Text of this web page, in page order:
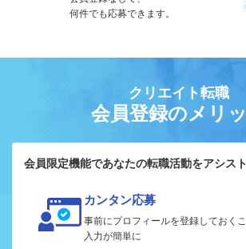
何件でも応募できます。
クリエイト転職
会員登録のメリ
会員限定機能であなたの転職活動をアシスト
カンタン応募
事前にプロフィールを登録しておく
入力が簡単に